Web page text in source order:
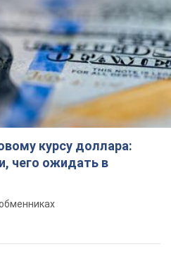
курсу доллара:
чего ожидать в
850 грн от
что не так с